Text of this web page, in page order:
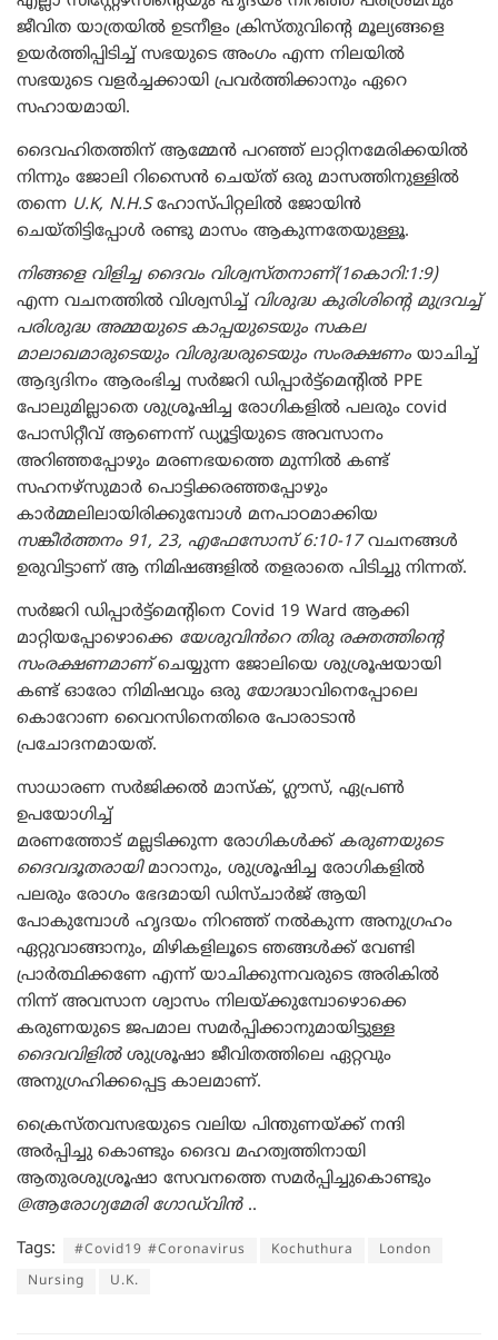
ജീവിത യാത്രയിൽ ഉടനീളം ക്രിസ്തുവിന്റെ മൂല്യങ്ങളെ
ഉയർത്തിപ്പിടിച്ച് സഭയുടെ അംഗം എന്ന നിലയിൽ
സഭയുടെ വളർച്ചക്കായി പ്രവർത്തിക്കാനും ഏറെ
സഹായമായി.
ദൈവഹിതത്തിന് ആമ്മേൻ പറഞ്ഞ് ലാറ്റിനമേരിക്കയിൽ
നിന്നും ജോലി റിസൈൻ ചെയ്ത് ഒരു മാസത്തിനുള്ളിൽ
തന്നെ U.K, N.H.Sഹോസ്പിറ്റലിൽ ജോയിൻ
ചെയ്തിട്ടിപ്പോൾ രണ്ടു മാസം ആകുന്നതേയുള്ളൂ.
നിങ്ങളെ വിളിച്ച ദൈവം വിശ്വസ്തനാണ്(1കൊറി:1:9)
എന്ന വചനത്തിൽ വിശ്വസിച്ച്‌ വിശുദ്ധ കുരിശിന്റെ മുദ്രവച്ച്
പരിശുദ്ധ അമ്മയുടെ കാപ്പയുടെയും സകല
മാലാഖമാരുടെയും വിശുദ്ധരുടെയും സംരക്ഷണം യാചിച്ച്
ആദ്യദിനം ആരംഭിച്ച സർജറി ഡിപ്പാർട്ട്മെന്റിൽ PPE
പോലുമില്ലാതെ ശുശ്രൂഷിച്ച രോഗികളിൽ പലരും covid
പോസിറ്റീവ് ആണെന്ന് ഡ്യൂട്ടിയുടെ അവസാനം
അറിഞ്ഞപ്പോഴും മരണഭയത്തെ മുന്നിൽ കണ്ട്
സഹനഴ്സുമാർ പൊട്ടിക്കരഞ്ഞപ്പോഴും
കാർമ്മലിലായിരിക്കുമ്പോൾ മനപാഠമാക്കിയ
സങ്കീർത്തനം 91, 23, എഫേസോസ് 6:10-17വചനങ്ങൾ
ഉരുവിട്ടാണ് ആ നിമിഷങ്ങളിൽ തളരാതെ പിടിച്ചു നിന്നത്.
സർജറി ഡിപ്പാർട്ട്മെന്റിനെ Covid 19 Ward ആക്കി
മാറ്റിയപ്പോഴൊക്കെ യേശുവിൻറെ തിരു രക്തത്തിന്റെ
സംരക്ഷണമാണ്ചെയ്യുന്ന ജോലിയെ ശുശ്രൂഷയായി
കണ്ട് ഓരോ നിമിഷവും ഒരു യോദ്ധാവിനെപ്പോലെ
കൊറോണ വൈറസിനെതിരെ പോരാടാൻ
പ്രചോദനമായത്.
സാധാരണ സർജിക്കൽ മാസ്ക്, ഗ്ലൗസ്, ഏപ്രൺ
ഉപയോഗിച്ച്
മരണത്തോട് മല്ലടിക്കുന്ന രോഗികൾക്ക് കരുണയുടെ
ദൈവദൂതരായിമാറാനും, ശുശ്രൂഷിച്ച രോഗികളിൽ
പലരും രോഗം ഭേദമായി ഡിസ്ചാർജ് ആയി
പോകുമ്പോൾ ഹൃദയം നിറഞ്ഞ് നൽകുന്ന അനുഗ്രഹം
ഏറ്റുവാങ്ങാനും, മിഴികളിലൂടെ ഞങ്ങൾക്ക് വേണ്ടി
പ്രാർത്ഥിക്കണേ എന്ന് യാചിക്കുന്നവരുടെ അരികിൽ
നിന്ന് അവസാന ശ്വാസം നിലയ്ക്കുമ്പോഴൊക്കെ
കരുണയുടെ ജപമാല സമർപ്പിക്കാനുമായിട്ടുള്ള
ദൈവവിളിൽ ശുശ്രൂഷാ ജീവിതത്തിലെ ഏറ്റവും
അനുഗ്രഹിക്കപ്പെട്ട കാലമാണ്.
ക്രൈസ്തവസഭയുടെ വലിയ പിന്തുണയ്ക്ക് നന്ദി
അർപ്പിച്ചു കൊണ്ടും ദൈവ മഹത്വത്തിനായി
ആതുരശുശ്രൂഷാ സേവനത്തെ സമർപ്പിച്ചുകൊണ്ടും
@ആരോഗ്യമേരി ഗോഡ്‌വിൻ..
Tags: #Covid19 #Coronavirus Kochuthura
London
Nursing
U.K.